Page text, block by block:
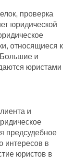
проверка
юридической
относящиеся к
Большие и
юристами
и
предсудебное
интересов в
юристов в